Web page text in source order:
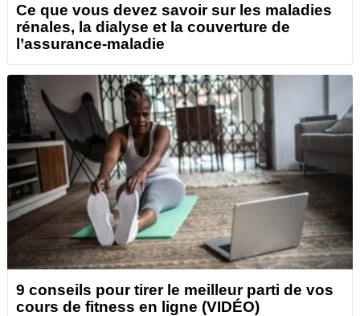
Ce que vous devez savoir sur les maladies
rénales, la dialyse et la couverture de
l’assurance-maladie
9 conseils pour tirer le meilleur parti de vos
cours de fitness en ligne (VIDÉO)